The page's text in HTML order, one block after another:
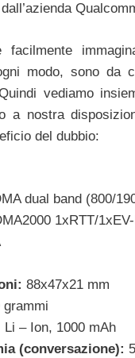
modo, sono da
vediamo
a nostra
del dubbio:
dual band (800/
1xRTT/
88x47x21 mm
grammi
Li – Ion, 1000 mAh
(conversazione):